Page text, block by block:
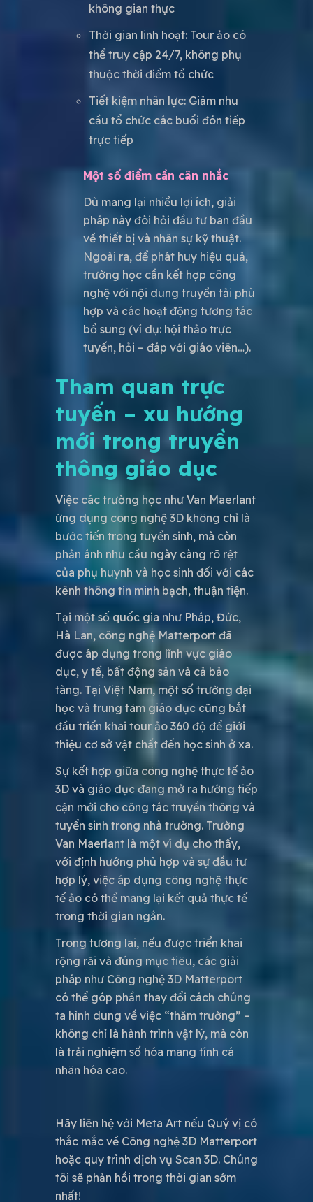
không gian thực
Thời gian linh hoạt: Tour ảo có
thể truy cập 24/7, không phụ
thuộc thời điểm tổ chức
Tiết kiệm nhân lực: Giảm nhu
cầu tổ chức các buổi đón tiếp
trực tiếp
Một số điểm cần cân nhắc
Dù mang lại nhiều lợi ích, giải
pháp này đòi hỏi đầu tư ban đầu
về thiết bị và nhân sự kỹ thuật.
Ngoài ra, để phát huy hiệu quả,
trường học cần kết hợp công
nghệ với nội dung truyền tải phù
hợp và các hoạt động tương tác
bổ sung (ví dụ: hội thảo trực
tuyến, hỏi – đáp với giáo viên…).
Tham quan trực
tuyến – xu hướng
mới trong truyền
thông giáo dục
Việc các trường học như Van Maerlant
ứng dụng công nghệ 3D không chỉ là
bước tiến trong tuyển sinh, mà còn
phản ánh nhu cầu ngày càng rõ rệt
của phụ huynh và học sinh đối với các
kênh thông tin minh bạch, thuận tiện.
Tại một số quốc gia như Pháp, Đức,
Hà Lan, công nghệ Matterport đã
được áp dụng trong lĩnh vực giáo
dục, y tế, bất động sản và cả bảo
tàng. Tại Việt Nam, một số trường đại
học và trung tâm giáo dục cũng bắt
đầu triển khai tour ảo 360 độ để giới
thiệu cơ sở vật chất đến học sinh ở xa.
Sự kết hợp giữa công nghệ thực tế ảo
3D và giáo dục đang mở ra hướng tiếp
cận mới cho công tác truyền thông và
tuyển sinh trong nhà trường. Trường
Van Maerlant là một ví dụ cho thấy,
với định hướng phù hợp và sự đầu tư
hợp lý, việc áp dụng công nghệ thực
tế ảo có thể mang lại kết quả thực tế
trong thời gian ngắn.
Trong tương lai, nếu được triển khai
rộng rãi và đúng mục tiêu, các giải
pháp như Công nghệ 3D Matterport
có thể góp phần thay đổi cách chúng
ta hình dung về việc “thăm trường” –
không chỉ là hành trình vật lý, mà còn
là trải nghiệm số hóa mang tính cá
nhân hóa cao.
Hãy liên hệ với Meta Art nếu Quý vị có
thắc mắc về Công nghệ 3D Matterport
hoặc quy trình dịch vụ Scan 3D. Chúng
tôi sẽ phản hồi trong thời gian sớm
nhất!